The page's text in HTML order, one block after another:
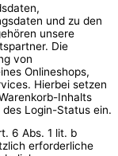
und zu den
unsere
Die
von
Onlineshops,
Hierbei setzen
Inhalts
Login-Status ein.
6 Abs. 1 lit. b
erforderliche